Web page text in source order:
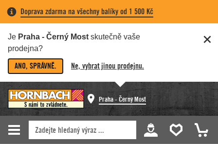
Doprava zdarma na všechny balíky od 1 500 Kč
Je Praha - Černý Most skutečně vaše
prodejna?
ANO, SPRÁVNĚ. Ne, vybrat jinou prodejnu.
Praha - Černý Most